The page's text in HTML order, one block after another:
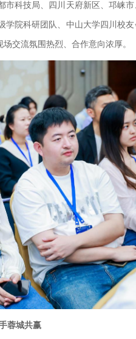
科技局、四川天府新区、邛崃
院科研团队、中山大学四川校
交流氛围热烈、合作意向浓厚。
蓉城共赢